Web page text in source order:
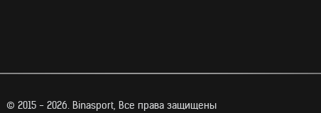
© 2015 - 2026. Binasport, Все права защищены